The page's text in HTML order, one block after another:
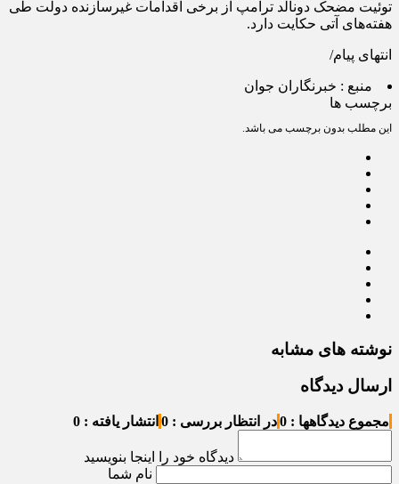
توئیت مضحک دونالد ترامپ از برخی اقدامات غیر‌سازنده دولت طی
هفته‌های آتی حکایت دارد.
انتهای پیام/
منبع : خبرنگاران جوان
برچسب ها
این مطلب بدون برچسب می باشد.
نوشته های مشابه
ارسال دیدگاه
مجموع دیدگاهها : 0 در انتظار بررسی : 0 انتشار یافته : 0
دیدگاه خود را اینجا بنویسید
نام شما